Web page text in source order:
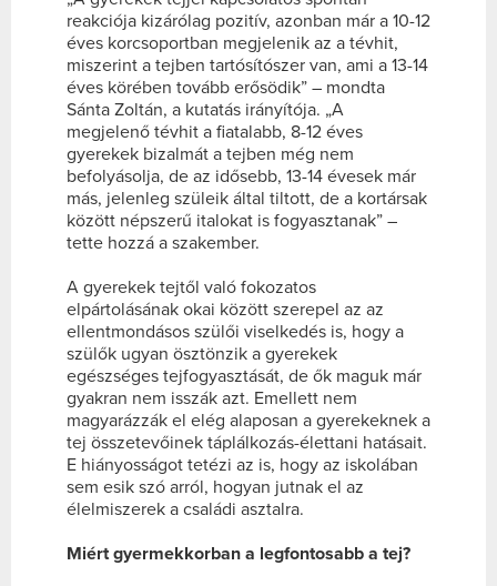
reakciója kizárólag pozitív, azonban már a 10-12
éves korcsoportban megjelenik az a tévhit,
miszerint a tejben tartósítószer van, ami a 13-14
éves körében tovább erősödik” – mondta
Sánta Zoltán, a kutatás irányítója. „A
megjelenő tévhit a fiatalabb, 8-12 éves
gyerekek bizalmát a tejben még nem
befolyásolja, de az idősebb, 13-14 évesek már
más, jelenleg szüleik által tiltott, de a kortársak
között népszerű italokat is fogyasztanak” –
tette hozzá a szakember.
A gyerekek tejtől való fokozatos
elpártolásának okai között szerepel az az
ellentmondásos szülői viselkedés is, hogy a
szülők ugyan ösztönzik a gyerekek
egészséges tejfogyasztását, de ők maguk már
gyakran nem isszák azt. Emellett nem
magyarázzák el elég alaposan a gyerekeknek a
tej összetevőinek táplálkozás-élettani hatásait.
E hiányosságot tetézi az is, hogy az iskolában
sem esik szó arról, hogyan jutnak el az
élelmiszerek a családi asztalra.
Miért gyermekkorban a legfontosabb a tej?